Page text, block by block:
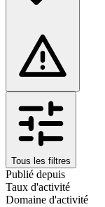
Tous les filtres
Publié depuis
Taux d'activité
Domaine d'activité